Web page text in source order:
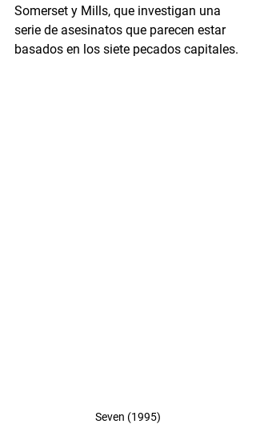
Somerset y Mills, que investigan una
serie de asesinatos que parecen estar
basados en los siete pecados capitales.
Seven (1995)